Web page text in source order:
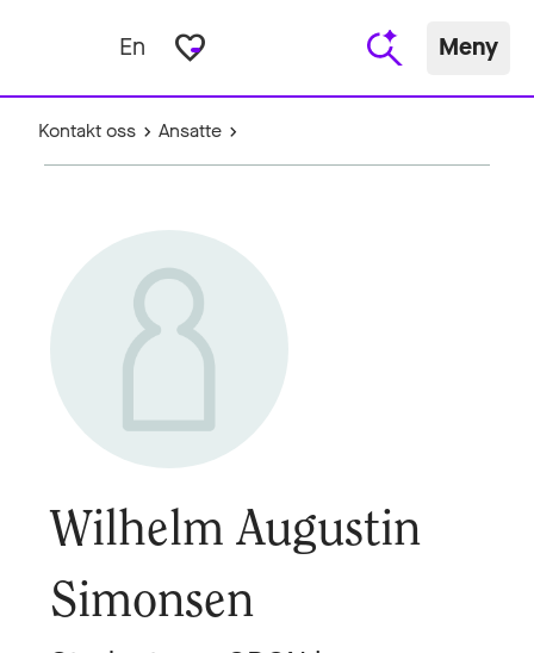
En favorite_border Meny
Kontakt oss Ansatte
Wilhelm Augustin
Simonsen